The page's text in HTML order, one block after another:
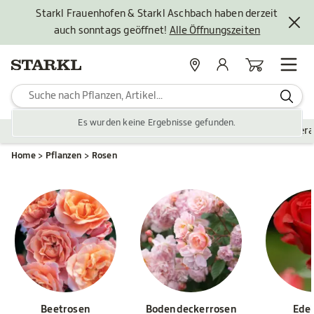
Starkl Frauenhofen & Starkl Aschbach haben derzeit
auch sonntags geöffnet! Alle Öffnungszeiten
Es wurden keine Ergebnisse gefunden.
StandorteMein KontoWarenkorb
Zubehör Gartengestaltung
Home Pflanzen Rosen
Beetrosen Bodendeckerrosen